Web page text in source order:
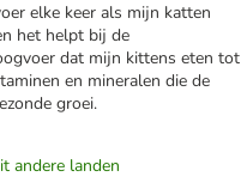
elke keer als mijn katten
het helpt bij de
dat mijn kittens eten tot
en mineralen die de
groei.
andere landen